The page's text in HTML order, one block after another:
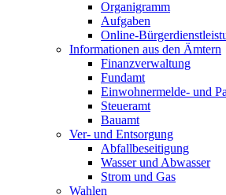
Organigramm
Aufgaben
Online-
Informationen aus den Ämtern
Finanzverwaltung
Fundamt
Einwohnermelde- und
Steueramt
Bauamt
Ver- und Entsorgung
Abfallbeseitigung
Wasser und Abwasser
Strom und Gas
Wahlen